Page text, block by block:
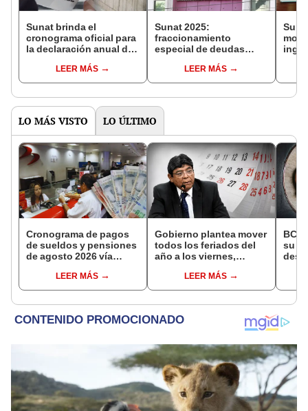
Sunat brinda el
cronograma oficial para
la declaración anual del
2024: conoce la fecha
límite según tu RUC
LEER MÁS
Sunat 2025:
fraccionamiento
especial de deudas
superó los S/880
millones
LEER MÁS
LO MÁS VISTO LO ÚLTIMO
Cronograma de pagos
de sueldos y pensiones
de agosto 2026 vía
conoce las fechas de
depósito
LEER MÁS
Gobierno plantea mover
todos los feriados del
año a los viernes,
Navidad y Año Nuevo
LEER MÁS
BCR
su